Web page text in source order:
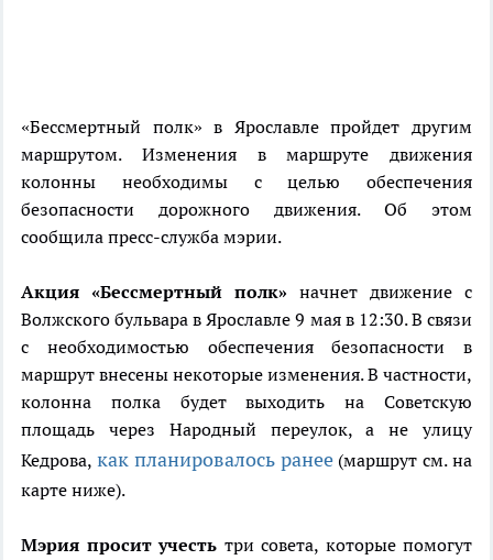
«Бессмертный полк» в Ярославле пройдет другим
маршрутом. Изменения в маршруте движения
колонны необходимы с целью обеспечения
безопасности дорожного движения. Об этом
сообщила пресс-служба мэрии.
Акция «Бессмертный полк» начнет движение с
Волжского бульвара в Ярославле 9 мая в 12:30. В связи
с необходимостью обеспечения безопасности в
маршрут внесены некоторые изменения. В частности,
колонна полка будет выходить на Советскую
площадь через Народный переулок, а не улицу
Кедрова, как планировалось ранее(маршрут см. на
карте ниже).
Мэрия просит учесть три совета, которые помогут